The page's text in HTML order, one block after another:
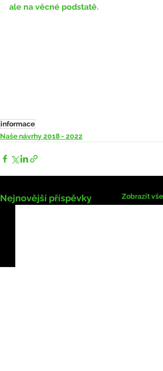
ale na věcné podstatě.
informace
Naše návrhy 2018 - 2022
Nejnovější příspěvky Zobrazit vše